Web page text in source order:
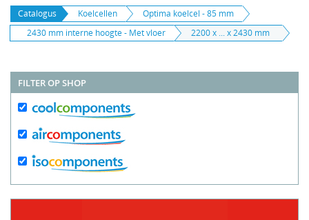
Catalogus Koelcellen
Optima koelcel - 85 mm
2430 mm interne hoogte - Met vloer
2200 x ... x 2430 mm
FILTER OP SHOP